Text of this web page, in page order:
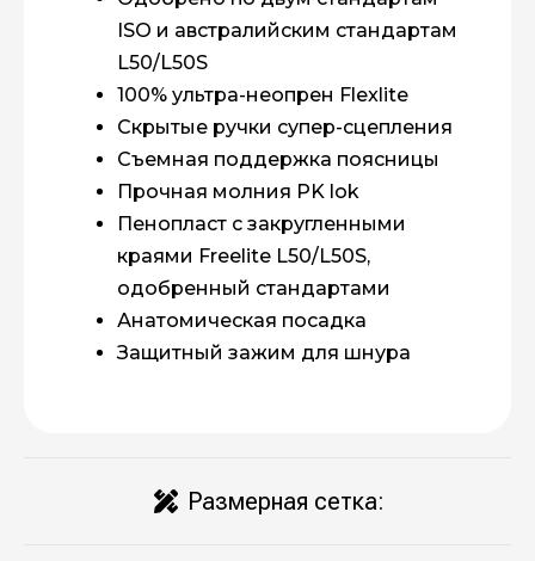
ISO и австралийским стандартам
L50/L50S
100% ультра-неопрен Flexlite
Скрытые ручки супер-сцепления
Съемная поддержка поясницы
Прочная молния PK lok
Пенопласт с закругленными
краями Freelite L50/L50S,
одобренный стандартами
Анатомическая посадка
Защитный зажим для шнура
Размерная сетка: